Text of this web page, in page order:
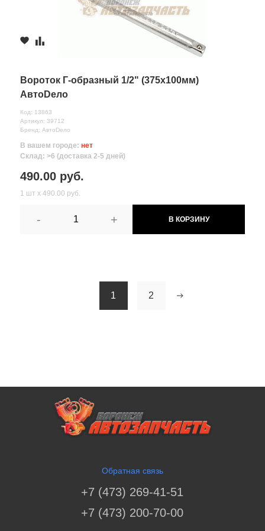
Вороток Г-образный 1/2" (375х100мм)
АвтоDело
Код: 13863
Артикул: 39712
Бренд: АвтоDело
В вашем городе: нет
Склад: >6 (доставка 2-5 дней)
490.00 руб.
1 шт х 490.00 руб.
- + В КОРЗИНУ
1 2
Обратная связь
+7 (473) 269-41-51
+7 (473) 200-70-00